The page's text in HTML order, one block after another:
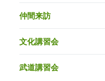
仲間来訪
文化講習会
武道講習会